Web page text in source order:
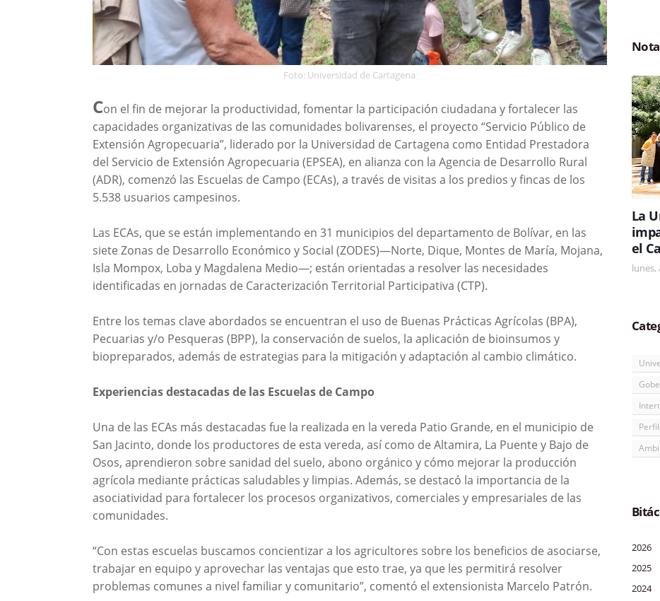
Foto: Universidad de Cartagena
Con el fin de mejorar la productividad, fomentar la participación ciudadana y fortalecer las
capacidades organizativas de las comunidades bolivarenses, el proyecto “Servicio Público de
Extensión Agropecuaria”, liderado por la Universidad de Cartagena como Entidad Prestadora
del Servicio de Extensión Agropecuaria (EPSEA), en alianza con la Agencia de Desarrollo Rural
(ADR), comenzó las Escuelas de Campo (ECAs), a través de visitas a los predios y fincas de los
5.538 usuarios campesinos.
Las ECAs, que se están implementando en 31 municipios del departamento de Bolívar, en las
siete Zonas de Desarrollo Económico y Social (ZODES)—Norte, Dique, Montes de María, Mojana,
Isla Mompox, Loba y Magdalena Medio—; están orientadas a resolver las necesidades
identificadas en jornadas de Caracterización Territorial Participativa (CTP).
Entre los temas clave abordados se encuentran el uso de Buenas Prácticas Agrícolas (BPA),
Pecuarias y/o Pesqueras (BPP), la conservación de suelos, la aplicación de bioinsumos y
biopreparados, además de estrategias para la mitigación y adaptación al cambio climático.
Experiencias destacadas de las Escuelas de Campo
Una de las ECAs más destacadas fue la realizada en la vereda Patio Grande, en el municipio de
San Jacinto, donde los productores de esta vereda, así como de Altamira, La Puente y Bajo de
Osos, aprendieron sobre sanidad del suelo, abono orgánico y cómo mejorar la producción
agrícola mediante prácticas saludables y limpias. Además, se destacó la importancia de la
asociatividad para fortalecer los procesos organizativos, comerciales y empresariales de las
comunidades.
“Con estas escuelas buscamos concientizar a los agricultores sobre los beneficios de asociarse,
trabajar en equipo y aprovechar las ventajas que esto trae, ya que les permitirá resolver
problemas comunes a nivel familiar y comunitario”, comentó el extensionista Marcelo Patrón.
La
el
lunes,
2026
2025
2024